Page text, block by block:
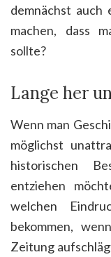
demnächst auch
machen, dass
sollte?
Lange her
Wenn man
möglichst
historischen
entziehen
welchen
bekommen,
Zeitung